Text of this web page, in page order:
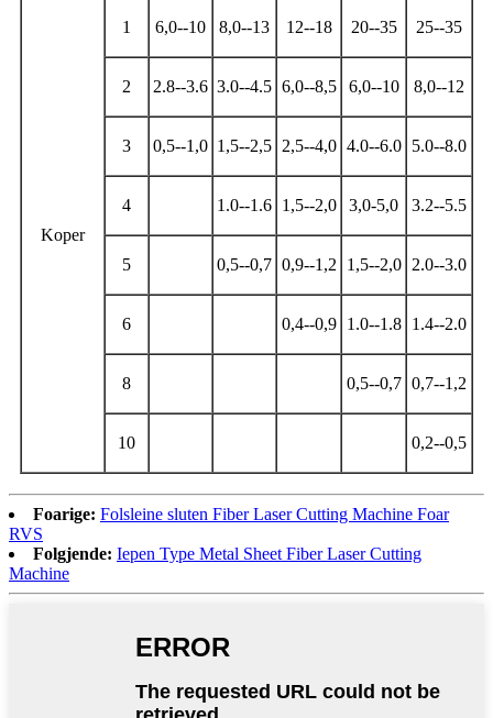
Koper
1 6,0--10 8,0--13 12--18 20--35 25--35
2 2.8--3.6 3.0--4.5 6,0--8,5 6,0--10 8,0--12
3 0,5--1,0 1,5--2,5 2,5--4,0 4.0--6.0 5.0--8.0
4 1.0--1.6 1,5--2,0 3,0-5,0 3.2--5.5
5 0,5--0,7 0,9--1,2 1,5--2,0 2.0--3.0
6 0,4--0,9 1.0--1.8 1.4--2.0
8 0,5--0,7 0,7--1,2
10 0,2--0,5
Foarige: Folsleine sluten Fiber Laser Cutting Machine Foar
RVS
Folgjende: Iepen Type Metal Sheet Fiber Laser Cutting
Machine